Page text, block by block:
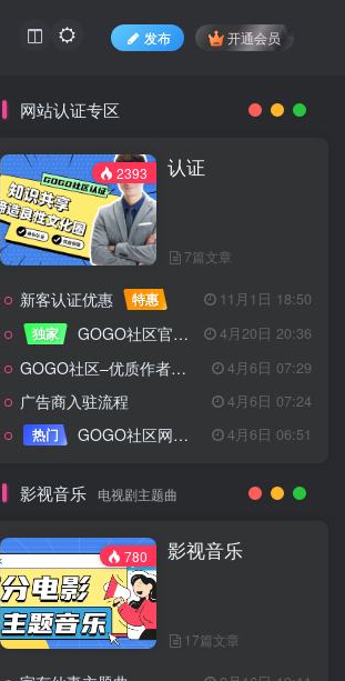
发布 开通会员
网站认证专区
2393 认证
7篇文章
新客认证优惠 特惠
11月1日 18:50
独家
GOGO社区官方成员认证 4月20日 20:36
GOGO社区–优质作者认证 4月6日 07:29
广告商入驻流程
4月6日 07:24
热门
GOGO社区网站搭建(自助服务) 4月6日 06:51
影视音乐 电视剧主题曲
780 影视音乐
17篇文章
新客认证优惠 特惠
11月1日 18:50
独家
GOGO社区官方成员认证
GOGO社区–优质作者认证
广告商入驻流程
4月6日 07:24